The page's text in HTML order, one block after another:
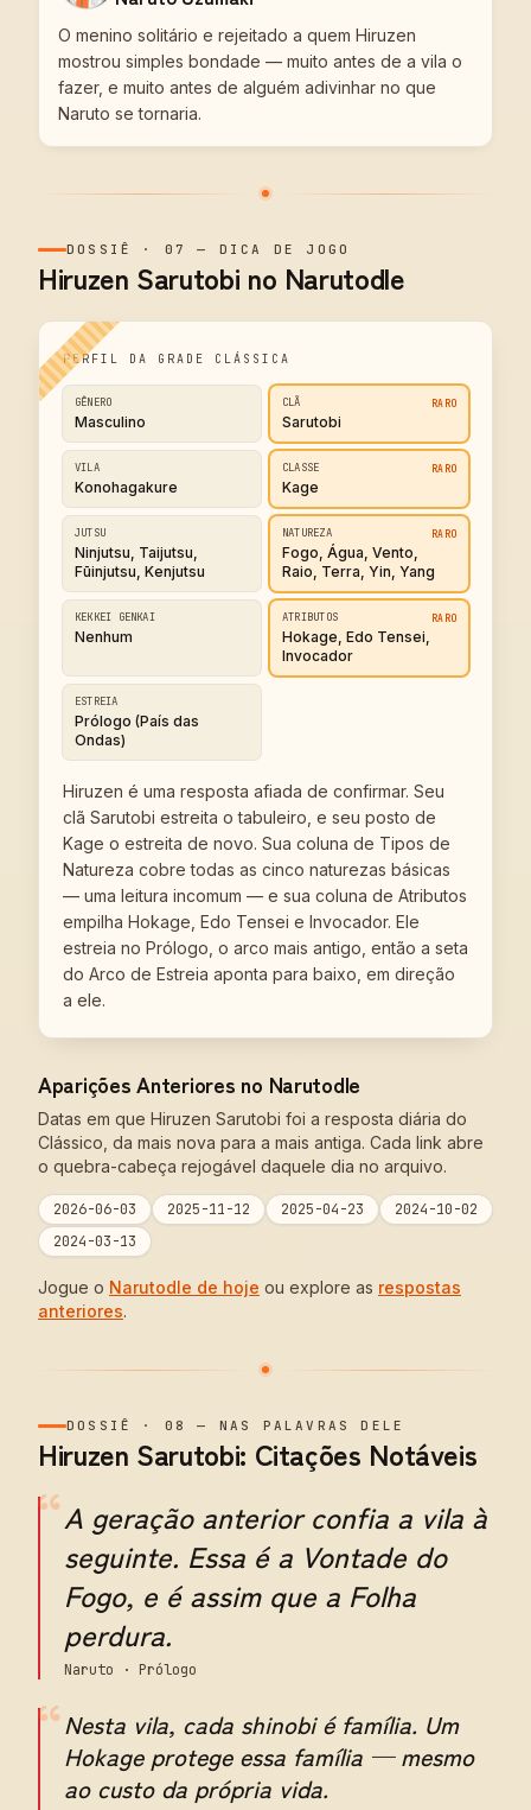
O menino solitário e rejeitado a quem Hiruzen
mostrou simples bondade — muito antes de a vila o
fazer, e muito antes de alguém adivinhar no que
Naruto se tornaria.
DOSSIÊ · 07 — DICA DE JOGO
Hiruzen Sarutobi no Narutodle
PERFIL DA GRADE CLÁSSICA
GÊNERO
Masculino
CLÃ RARO
Sarutobi
VILA
Konohagakure
CLASSE RARO
Kage
JUTSU
Ninjutsu, Taijutsu,
Fūinjutsu, Kenjutsu
NATUREZA RARO
Fogo, Água, Vento,
Raio, Terra, Yin, Yang
KEKKEI GENKAI
Nenhum
ATRIBUTOS RARO
Hokage, Edo Tensei,
Invocador
ESTREIA
Prólogo (País das
Ondas)
Hiruzen é uma resposta afiada de confirmar. Seu
clã Sarutobi estreita o tabuleiro, e seu posto de
Kage o estreita de novo. Sua coluna de Tipos de
Natureza cobre todas as cinco naturezas básicas
— uma leitura incomum — e sua coluna de Atributos
empilha Hokage, Edo Tensei e Invocador. Ele
estreia no Prólogo, o arco mais antigo, então a seta
do Arco de Estreia aponta para baixo, em direção
a ele.
Aparições Anteriores no Narutodle
Datas em que Hiruzen Sarutobi foi a resposta diária do
Clássico, da mais nova para a mais antiga. Cada link abre
o quebra-cabeça rejogável daquele dia no arquivo.
2026-06-03 2025-11-12 2025-04-23
2024-10-02
2024-03-13
Jogue o Narutodle de hoje ou explore as respostas
anteriores.
DOSSIÊ · 08 — NAS PALAVRAS DELE
Hiruzen Sarutobi: Citações Notáveis
“A geração anterior confia a vila à
seguinte. Essa é a Vontade do
Fogo, e é assim que a Folha
perdura.
Naruto · Prólogo
“Nesta vila, cada shinobi é família. Um
Hokage protege essa família — mesmo
ao custo da própria vida.